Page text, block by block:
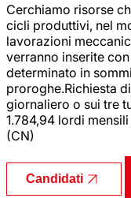
Cerchiamo risorse
cicli produttivi, nel
lavorazioni
verranno inserite
determinato in
proroghe.Richiesta
giornaliero o sui tre
1.784,94 lordi
(CN)
Candidati